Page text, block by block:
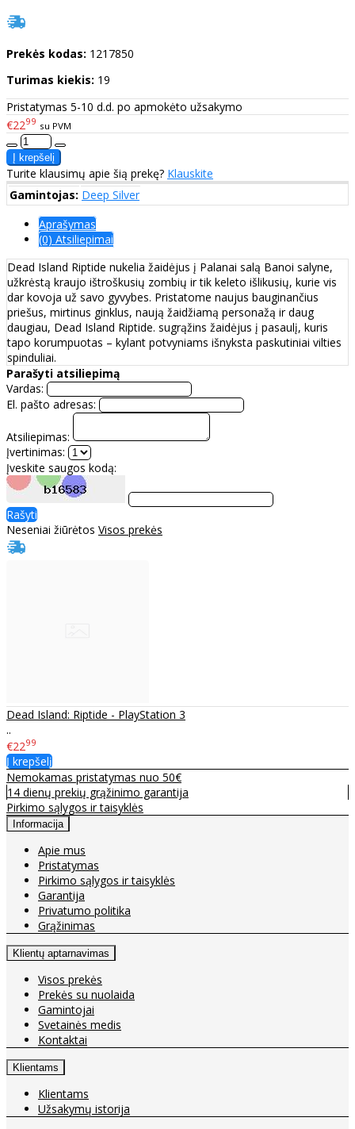
Prekės kodas: 1217850
Turimas kiekis: 19
Pristatymas 5-10 d.d. po apmokėto užsakymo
€2299 su PVM
Turite klausimų apie šią prekę? Klauskite
Gamintojas: Deep Silver
Aprašymas
(0) Atsiliepimai
Dead Island Riptide nukelia žaidėjus į Palanai salą Banoi salyne,
užkrėstą kraujo ištroškusių zombių ir tik keleto išlikusių, kurie vis
dar kovoja už savo gyvybes. Pristatome naujus bauginančius
priešus, mirtinus ginklus, naują žaidžiamą personažą ir daug
daugiau, Dead Island Riptide. sugrąžins žaidėjus į pasaulį, kuris
tapo korumpuotas – kylant potvyniams išnyksta paskutiniai vilties
spinduliai.
Parašyti atsiliepimą
Vardas:
El. pašto adresas:
Atsiliepimas:
Įvertinimas:
Įveskite saugos kodą:
Rašyti
Neseniai žiūrėtos Visos prekės
Dead Island: Riptide - PlayStation 3
..
€2299
Į krepšelį
Nemokamas pristatymas nuo 50€
14 dienų prekių grąžinimo garantija
Pirkimo sąlygos ir taisyklės
Informacija
Apie mus
Pristatymas
Pirkimo sąlygos ir taisyklės
Garantija
Privatumo politika
Grąžinimas
Klientų aptarnavimas
Visos prekės
Prekės su nuolaida
Gamintojai
Svetainės medis
Kontaktai
Klientams
Klientams
Užsakymų istorija